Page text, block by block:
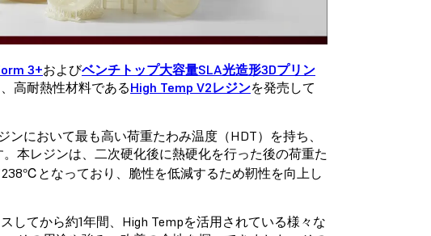
3+およびベンチトップ大容量SLA光造形3Dプリン
高耐熱性材料であるHigh Temp V2レジンを発売して
において最も高い荷重たわみ温度（HDT）を持ち、
本レジンは、二次硬化後に熱硬化を行った後の荷重た
となっており、脆性を低減するため靭性を向上し
してから約1年間、High Tempを活用されている様々な